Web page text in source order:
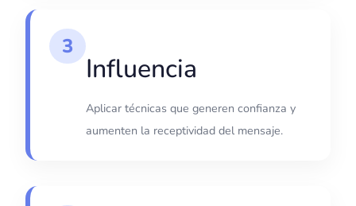
3
Influencia
Aplicar técnicas que generen confianza y
aumenten la receptividad del mensaje.